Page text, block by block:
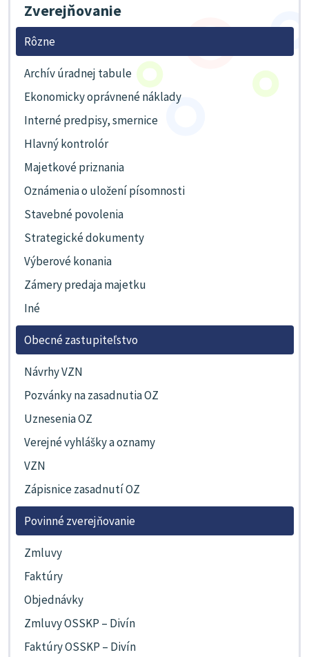
Zverejňovanie
Rôzne
Archív úradnej tabule
Ekonomicky oprávnené náklady
Interné predpisy, smernice
Hlavný kontrolór
Majetkové priznania
Oznámenia o uložení písomnosti
Stavebné povolenia
Strategické dokumenty
Výberové konania
Zámery predaja majetku
Iné
Obecné zastupiteľstvo
Návrhy VZN
Pozvánky na zasadnutia OZ
Uznesenia OZ
Verejné vyhlášky a oznamy
VZN
Zápisnice zasadnutí OZ
Povinné zverejňovanie
Zmluvy
Faktúry
Objednávky
Zmluvy OSSKP – Divín
Faktúry OSSKP – Divín